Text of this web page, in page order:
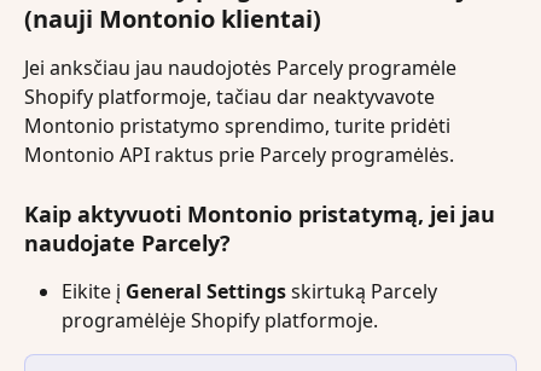
(nauji Montonio klientai)
Jei anksčiau jau naudojotės Parcely programėle
Shopify platformoje, tačiau dar neaktyvavote
Montonio pristatymo sprendimo, turite pridėti
Montonio API raktus prie Parcely programėlės.
Kaip aktyvuoti Montonio pristatymą, jei jau
naudojate Parcely?
Eikite į General Settings skirtuką Parcely
programėlėje Shopify platformoje.